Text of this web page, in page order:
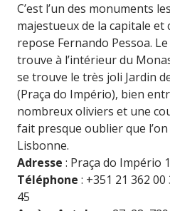
C’est l’un des monuments
majestueux de la capitale et
repose Fernando Pessoa.
trouve à l’intérieur du
se trouve le très joli Jardin
(Praça do Império), bien
nombreux oliviers et une
fait presque oublier que
Lisbonne.
Adresse : Praça do Império
Téléphone : +351 21 362 00
45